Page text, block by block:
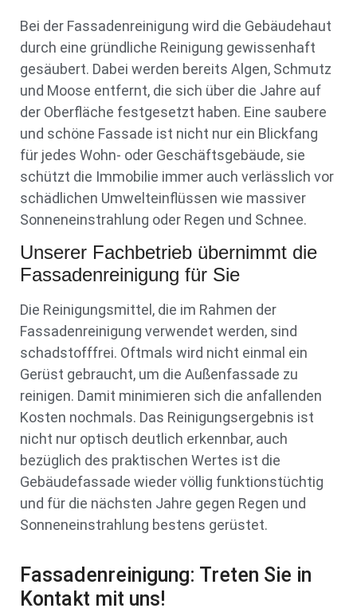
Bei der Fassadenreinigung wird die Gebäudehaut
durch eine gründliche Reinigung gewissenhaft
gesäubert. Dabei werden bereits Algen, Schmutz
und Moose entfernt, die sich über die Jahre auf
der Oberfläche festgesetzt haben. Eine saubere
und schöne Fassade ist nicht nur ein Blickfang
für jedes Wohn- oder Geschäftsgebäude, sie
schützt die Immobilie immer auch verlässlich vor
schädlichen Umwelteinflüssen wie massiver
Sonneneinstrahlung oder Regen und Schnee.
Unserer Fachbetrieb übernimmt die
Fassadenreinigung für Sie
Die Reinigungsmittel, die im Rahmen der
Fassadenreinigung verwendet werden, sind
schadstofffrei. Oftmals wird nicht einmal ein
Gerüst gebraucht, um die Außenfassade zu
reinigen. Damit minimieren sich die anfallenden
Kosten nochmals. Das Reinigungsergebnis ist
nicht nur optisch deutlich erkennbar, auch
bezüglich des praktischen Wertes ist die
Gebäudefassade wieder völlig funktionstüchtig
und für die nächsten Jahre gegen Regen und
Sonneneinstrahlung bestens gerüstet.
Fassadenreinigung: Treten Sie in
Kontakt mit uns!